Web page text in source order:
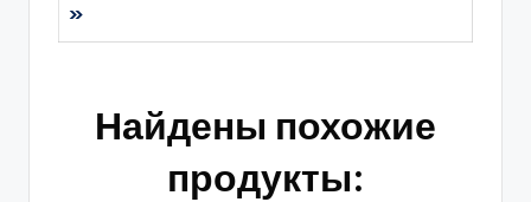
»
Найдены похожие
продукты: